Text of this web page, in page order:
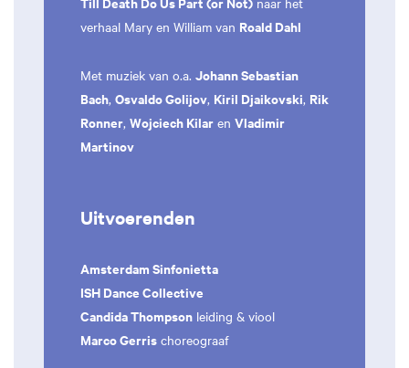
verhaal Mary en William van Roald Dahl
Met muziek van o.a. Johann Sebastian
Bach, Osvaldo Golijov, Kiril Djaikovski, Rik
Ronner, Wojciech Kilar en Vladimir
Martinov
Uitvoerenden
Amsterdam Sinfonietta
ISH Dance Collective
Candida Thompson leiding & viool
Marco Gerris choreograaf